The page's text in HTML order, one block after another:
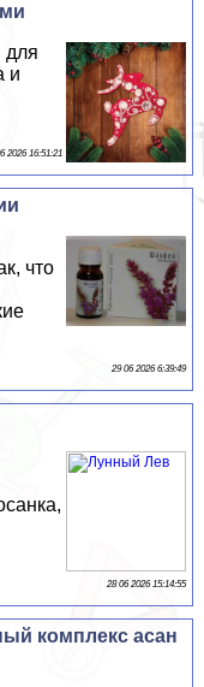
для
и
2026 16:51:21
что
29 06 2026 6:39:49
28 06 2026 15:14:55
комплекс асан